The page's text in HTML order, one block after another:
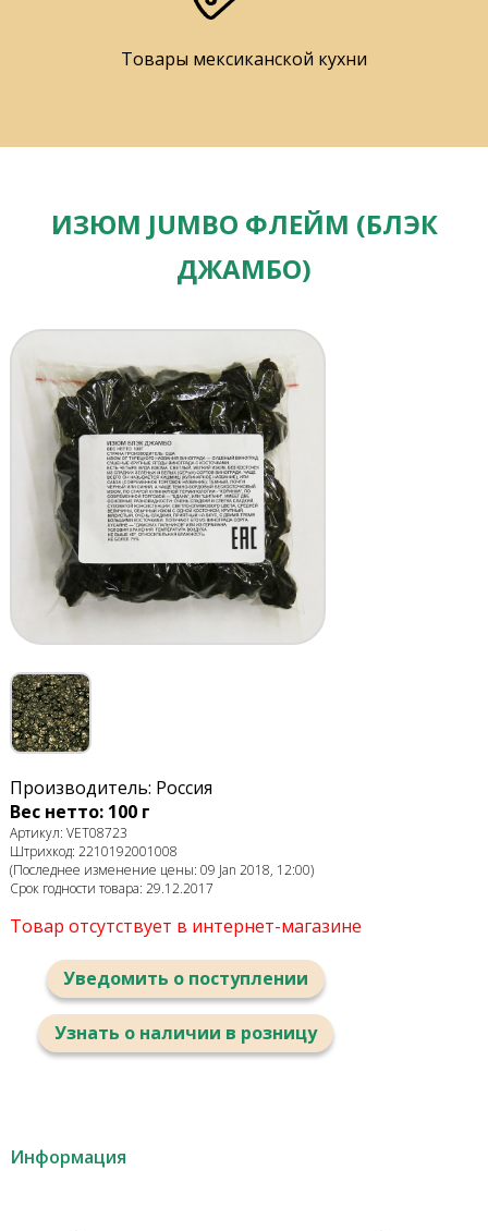
Товары мексиканской кухни
ИЗЮМ JUMBO ФЛЕЙМ (БЛЭК
ДЖАМБО)
Производитель: Россия
Вес нетто: 100 г
Артикул: VET08723
Штрихкод: 2210192001008
(Последнее изменение цены: 09 Jan 2018, 12:00)
Срок годности товара: 29.12.2017
Товар отсутствует в интернет-магазине
Уведомить о поступлении
Узнать о наличии в розницу
Информация